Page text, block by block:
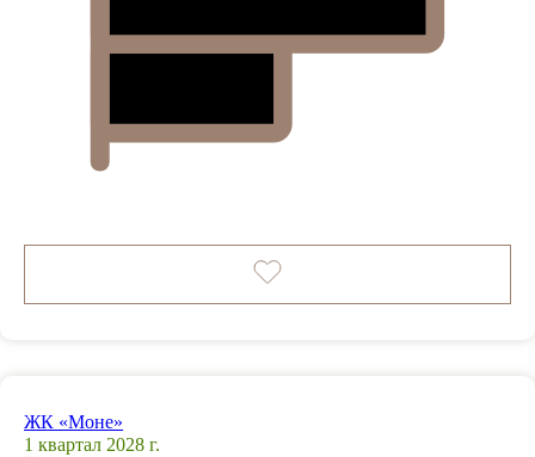
ЖК «Моне»
1 квартал 2028 г.